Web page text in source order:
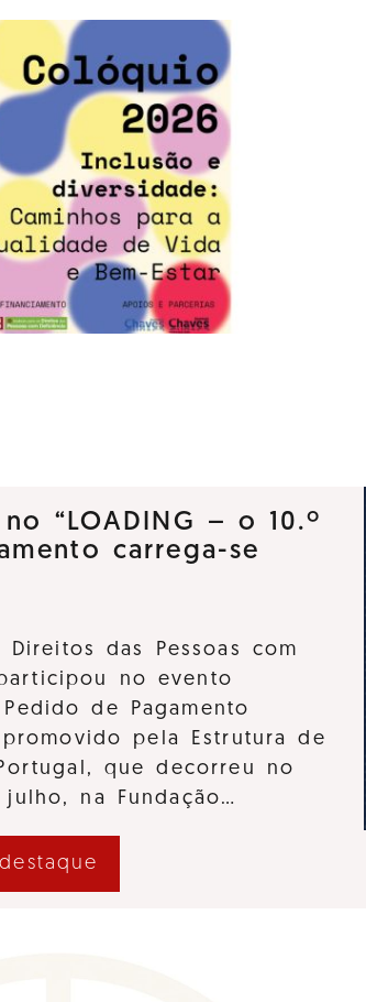
no “LOADING – o 10.º
carrega-se
das Pessoas com
no evento
Pedido de Pagamento
pela Estrutura de
que decorreu no
na Fundação…